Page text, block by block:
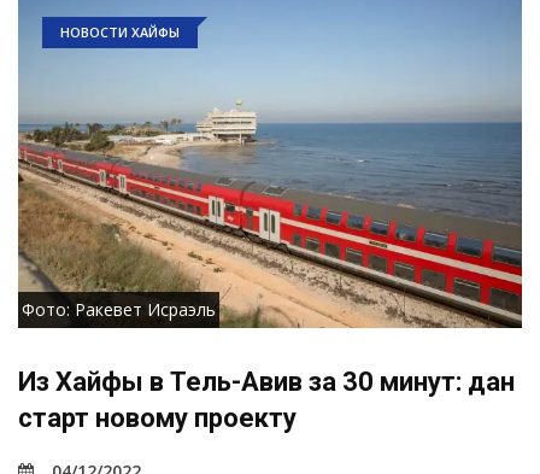
НОВОСТИ ХАЙФЫ
Фото: Ракевет Исраэль
Из Хайфы в Тель-Авив за 30 минут: дан
старт новому проекту